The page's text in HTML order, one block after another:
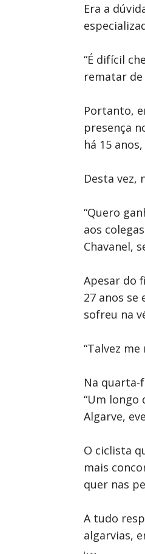
Era a
“É difícil
rematar de
Portanto,
presença
há 15
Desta vez,
“Quero
aos
Chavanel,
Apesar do
27 anos se
sofreu na
“Talvez
Na quarta-
“Um longo
Algarve,
O ciclista
mais
quer nas
A tudo
algarvias,